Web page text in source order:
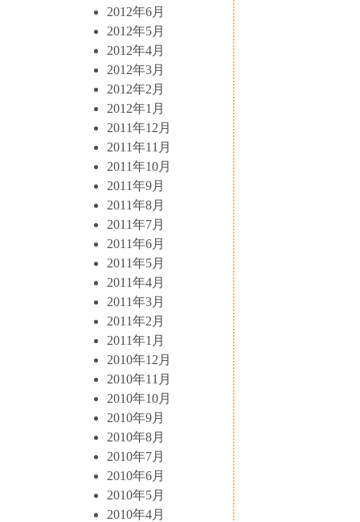
2012年6月
2012年5月
2012年4月
2012年3月
2012年2月
2012年1月
2011年12月
2011年11月
2011年10月
2011年9月
2011年8月
2011年7月
2011年6月
2011年5月
2011年4月
2011年3月
2011年2月
2011年1月
2010年12月
2010年11月
2010年10月
2010年9月
2010年8月
2010年7月
2010年6月
2010年5月
2010年4月